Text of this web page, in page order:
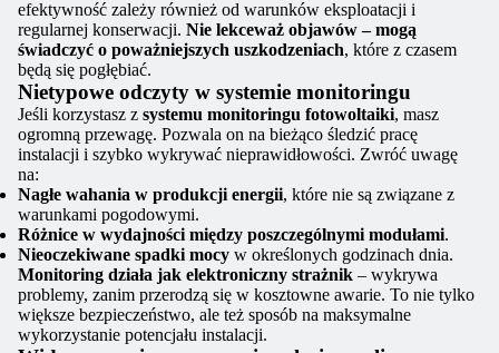
efektywność zależy również od warunków eksploatacji i
regularnej konserwacji. Nie lekceważ objawów – mogą
świadczyć o poważniejszych uszkodzeniach, które z czasem
będą się pogłębiać.
Nietypowe odczyty w systemie monitoringu
Jeśli korzystasz z systemu monitoringu fotowoltaiki, masz
ogromną przewagę. Pozwala on na bieżąco śledzić pracę
instalacji i szybko wykrywać nieprawidłowości. Zwróć uwagę
na:
Nagłe wahania w produkcji energii, które nie są związane z
warunkami pogodowymi.
Różnice w wydajności między poszczególnymi modułami.
Nieoczekiwane spadki mocy w określonych godzinach dnia.
Monitoring działa jak elektroniczny strażnik – wykrywa
problemy, zanim przerodzą się w kosztowne awarie. To nie tylko
większe bezpieczeństwo, ale też sposób na maksymalne
wykorzystanie potencjału instalacji.